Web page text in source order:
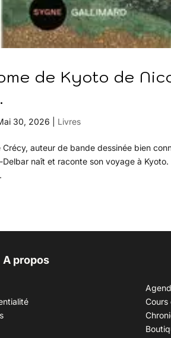
de Kyoto de
30, 2026 Livres
auteur de bande dessinée bien
Delbar naît et raconte son voyage à
A propos
Cours